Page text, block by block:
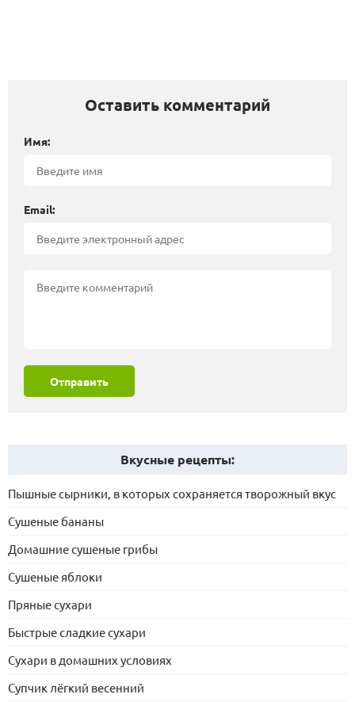
Оставить комментарий
Имя:
Email:
Отправить
Вкусные рецепты:
Пышные сырники, в которых сохраняется творожный вкус
Сушеные бананы
Домашние сушеные грибы
Сушеные яблоки
Пряные сухари
Быстрые сладкие сухари
Сухари в домашних условиях
Супчик лёгкий весенний